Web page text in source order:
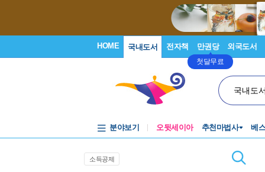
HOME 국내도서 전자책 만권당
첫달무료
외국도서
국내도
분야보기 오뒷세이아 추천마법사 베
소득공제